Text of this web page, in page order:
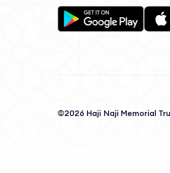
©2026 Haji Naji Memorial